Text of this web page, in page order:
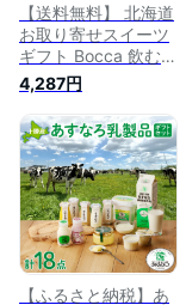
【送料無料】 北海道
お取り寄せスイーツ
ギフト Bocca 飲むヨ
ーグルト＆ラッシー
セットA のむヨーグ
ルト 桃ベリーラッシ
ー ドリンク お菓子
洋菓子詰め合わせ 牧
家 お土産 贈答用お
中元 お歳暮 誕生日
プレゼント 乳製品
4,287円
【ふるさと納税】あ